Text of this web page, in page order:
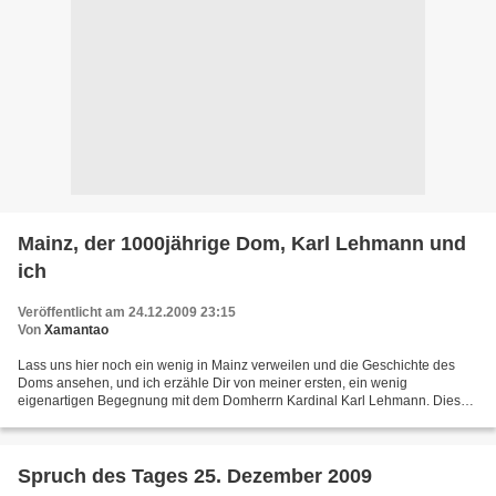
Mainz, der 1000jährige Dom, Karl Lehmann und
ich
Veröffentlicht am 24.12.2009 23:15
Von Xamantao
Lass uns hier noch ein wenig in Mainz verweilen und die Geschichte des
Doms ansehen, und ich erzähle Dir von meiner ersten, ein wenig
eigenartigen Begegnung mit dem Domherrn Kardinal Karl Lehmann. Dieses
Spruch des Tages 25. Dezember 2009